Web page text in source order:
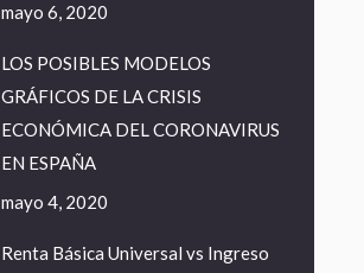
mayo 6, 2020
LOS POSIBLES MODELOS
GRÁFICOS DE LA CRISIS
ECONÓMICA DEL CORONAVIRUS
EN ESPAÑA
mayo 4, 2020
Renta Básica Universal vs Ingreso